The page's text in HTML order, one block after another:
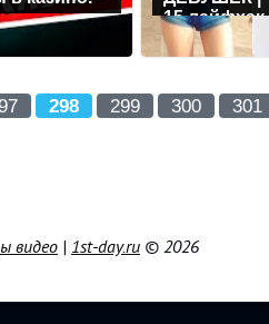
15
нужно
298 299 300 301
видео | 1st-day.ru © 2026